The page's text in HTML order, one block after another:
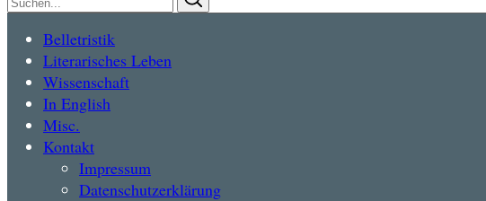
nach:
Belletristik
Literarisches Leben
Wissenschaft
In English
Misc.
Kontakt
Impressum
Datenschutzerklärung